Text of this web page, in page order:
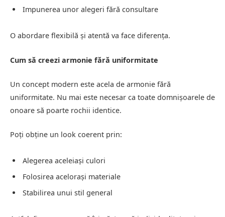
Impunerea unor alegeri fără consultare
O abordare flexibilă și atentă va face diferența.
Cum să creezi armonie fără uniformitate
Un concept modern este acela de armonie fără
uniformitate. Nu mai este necesar ca toate domnișoarele de
onoare să poarte rochii identice.
Poți obține un look coerent prin:
Alegerea aceleiași culori
Folosirea acelorași materiale
Stabilirea unui stil general